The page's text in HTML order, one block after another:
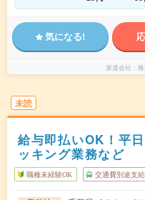
気になる!
派遣会社
未読
給与即払いOK！平
ッキング業務など
職種未経験OK 交通費別途支給